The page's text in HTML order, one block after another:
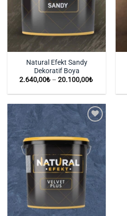
Natural Efekt Sandy
Dekoratif Boya
2.640,00₺ – 20.100,00₺Fiyat
20.100,00₺
İstek
Listeme
Ekle